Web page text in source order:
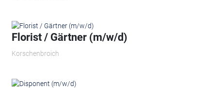
Florist / Gärtner (m/w/d)
Korschenbroich